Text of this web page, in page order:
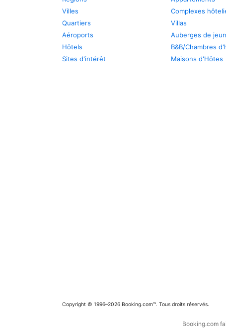
Villes
Quartiers
Aéroports
Hôtels
Sites d'intérêt
Complexes
Villas
Auberges de
B&B/Chambres
Maisons d'Hôtes
Copyright © 1996–2026 Booking.com™. Tous droits réservés.
Booking.com